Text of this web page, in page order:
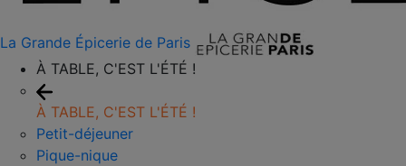
La Grande Épicerie de Paris
À TABLE, C'EST L'ÉTÉ !
À TABLE, C'EST L'ÉTÉ !
Petit-déjeuner
Pique-nique